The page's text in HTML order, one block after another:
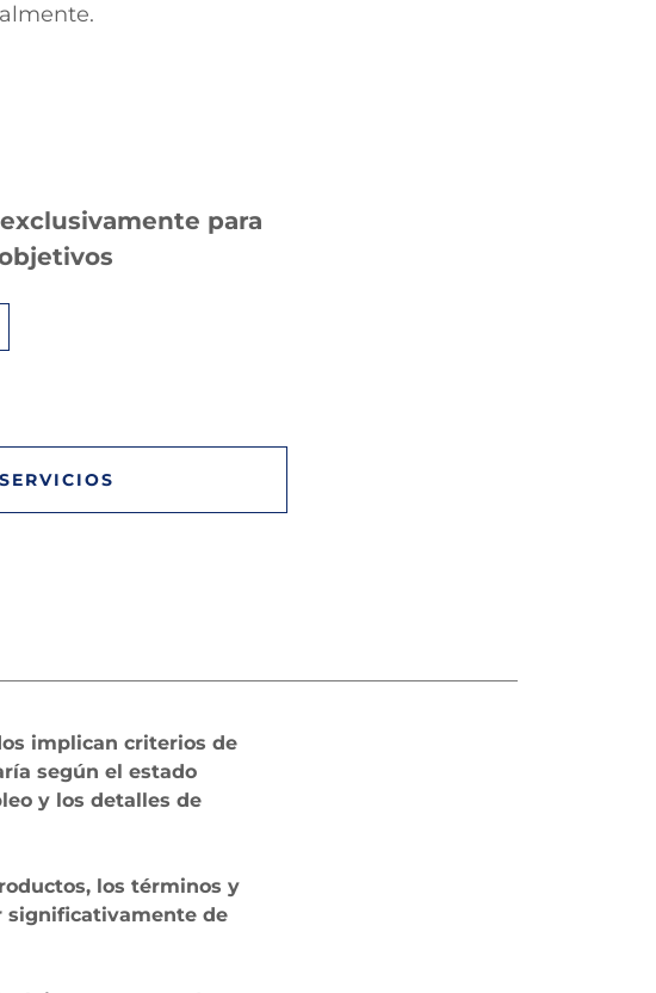
para
implican criterios de
según el estado
y los detalles de
los términos y
significativamente de